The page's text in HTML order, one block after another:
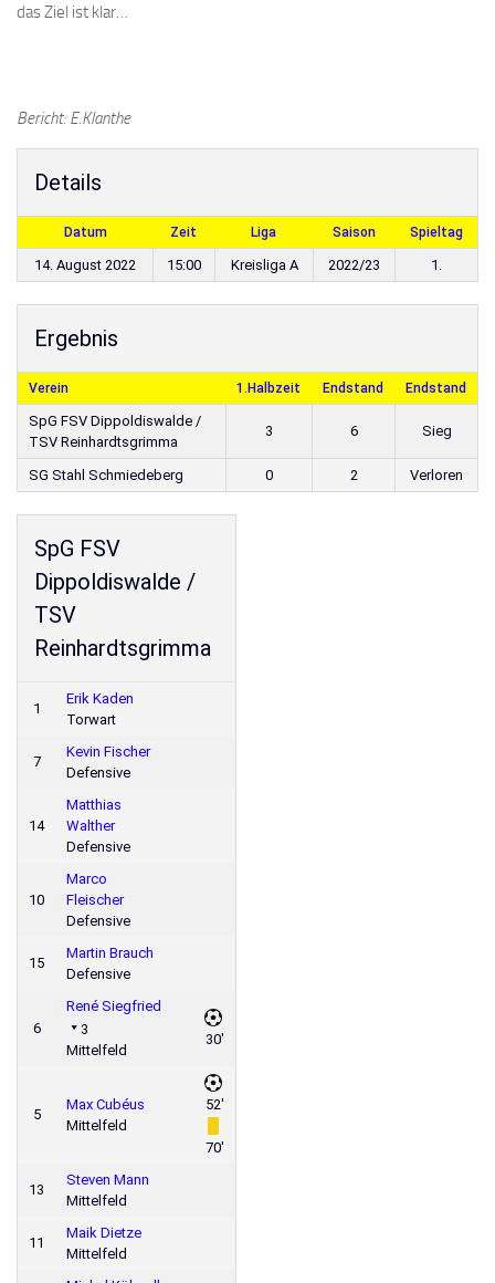
das Ziel ist klar…
Bericht: E.Klanthe
Details
Datum Zeit Liga Saison Spieltag
14. August 2022 15:00 Kreisliga A 2022/23 1.
Ergebnis
Verein 1.Halbzeit Endstand Endstand
SpG FSV Dippoldiswalde /
TSV Reinhardtsgrimma
3 6 Sieg
SG Stahl Schmiedeberg 0 2 Verloren
SpG FSV
Dippoldiswalde /
TSV
Reinhardtsgrimma
1
Erik Kaden
Torwart
7
Kevin Fischer
Defensive
14
Matthias
Walther
Defensive
10
Marco
Fleischer
Defensive
15
Martin Brauch
Defensive
6
René Siegfried
3
Mittelfeld
30'
5
Max Cubéus
Mittelfeld
52'
70'
13
Steven Mann
Mittelfeld
11
Maik Dietze
Mittelfeld